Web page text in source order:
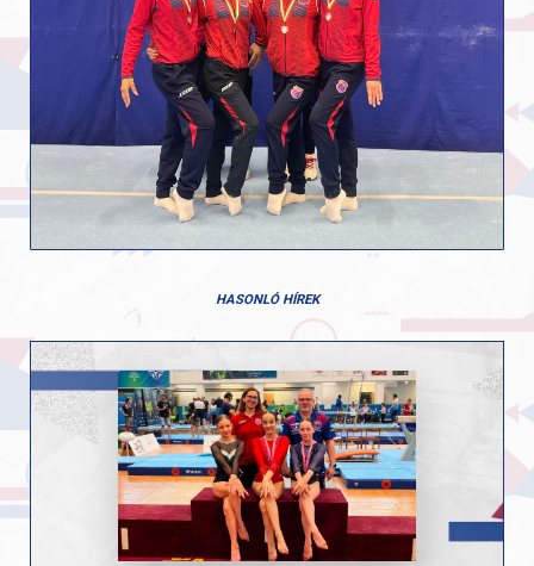
HASONLÓ HÍREK